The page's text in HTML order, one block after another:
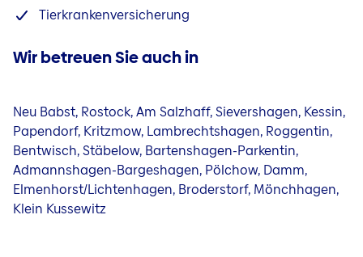
Tierkrankenversicherung
Wir betreuen Sie auch in
Neu Babst, Rostock, Am Salzhaff, Sievershagen, Kessin,
Papendorf, Kritzmow, Lambrechtshagen, Roggentin,
Bentwisch, Stäbelow, Bartenshagen-Parkentin,
Admannshagen-Bargeshagen, Pölchow, Damm,
Elmenhorst/Lichtenhagen, Broderstorf, Mönchhagen,
Klein Kussewitz